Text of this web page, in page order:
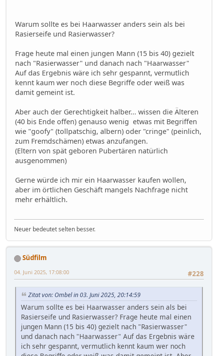
Warum sollte es bei Haarwasser anders sein als bei
Rasierseife und Rasierwasser?
Frage heute mal einen jungen Mann (15 bis 40) gezielt
nach "Rasierwasser" und danach nach "Haarwasser"
Auf das Ergebnis wäre ich sehr gespannt, vermutlich
kennt kaum wer noch diese Begriffe oder weiß was
damit gemeint ist.
Aber auch der Gerechtigkeit halber... wissen die Älteren
(40 bis Ende offen) genauso wenig etwas mit Begriffen
wie "goofy" (tollpatschig, albern) oder "cringe" (peinlich,
zum Fremdschämen) etwas anzufangen.
(Eltern von spät geboren Pubertären natürlich
ausgenommen)
Gerne würde ich mir ein Haarwasser kaufen wollen,
aber im örtlichen Geschäft mangels Nachfrage nicht
mehr erhältlich.
Neuer bedeutet selten besser.
Südfilm
#228
04. Juni 2025, 17:08:00
Zitat von: Ombel in 03. Juni 2025, 20:14:59
Warum sollte es bei Haarwasser anders sein als bei
Rasierseife und Rasierwasser? Frage heute mal einen
jungen Mann (15 bis 40) gezielt nach "Rasierwasser"
und danach nach "Haarwasser" Auf das Ergebnis wäre
ich sehr gespannt, vermutlich kennt kaum wer noch